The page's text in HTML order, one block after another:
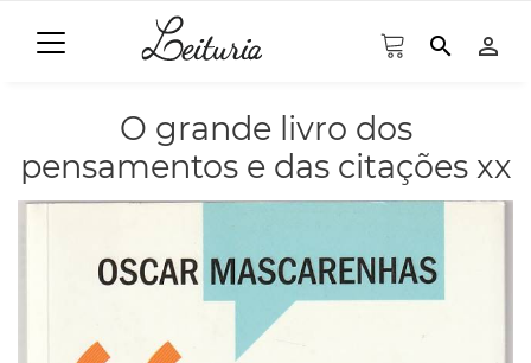
search person_outline
O grande livro dos
pensamentos e das citações xx